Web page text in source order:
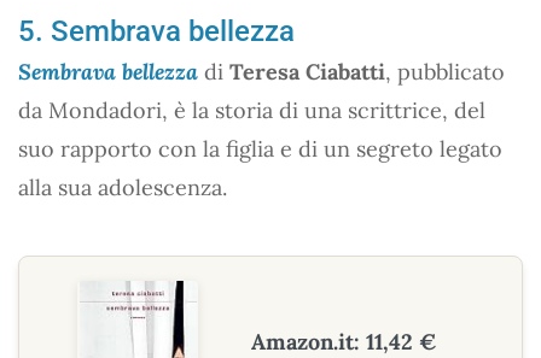
5. Sembrava bellezza
Sembrava bellezza di Teresa Ciabatti, pubblicato
da Mondadori, è la storia di una scrittrice, del
suo rapporto con la figlia e di un segreto legato
alla sua adolescenza.
Amazon.it: 11,42 €